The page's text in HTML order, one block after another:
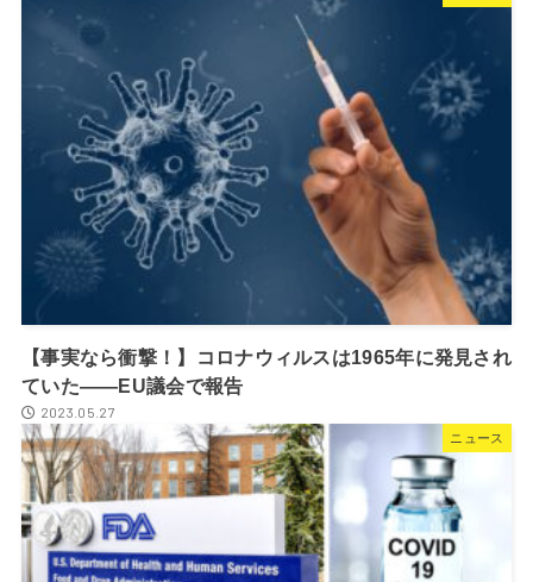
【事実なら衝撃！】コロナウィルスは1965年に発見され
ていた――EU議会で報告
2023.05.27
ニュース